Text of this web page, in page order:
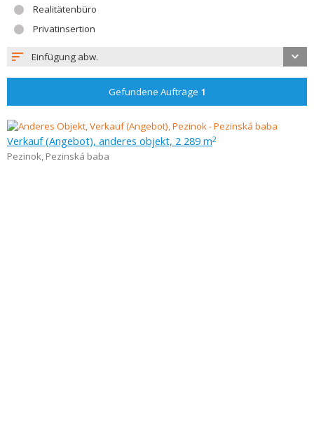
Realitätenbüro
Privatinsertion
Einfügung abw.
Gefundene Aufträge 1
Verkauf (Angebot), anderes objekt, 2 289 m2
Pezinok, Pezinská baba